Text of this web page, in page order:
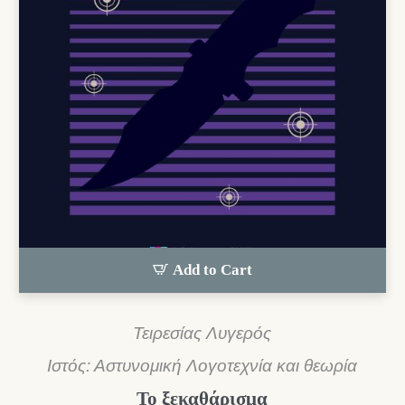
Add to Cart
Τειρεσίας Λυγερός
Ιστός: Αστυνομική Λογοτεχνία και θεωρία
Το ξεκαθάρισμα